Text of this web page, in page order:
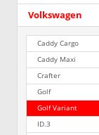
Volkswagen
Caddy Cargo
Caddy Maxi
Crafter
Golf
Golf Variant
ID.3